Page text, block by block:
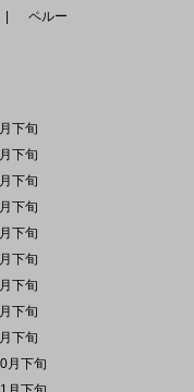
ペルー
下旬
下旬
下旬
下旬
下旬
下旬
下旬
下旬
下旬
月下旬